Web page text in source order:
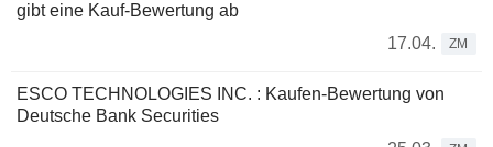
gibt eine Kauf-Bewertung ab
17.04.
ZM
ESCO TECHNOLOGIES INC. : Kaufen-Bewertung von
Deutsche Bank Securities